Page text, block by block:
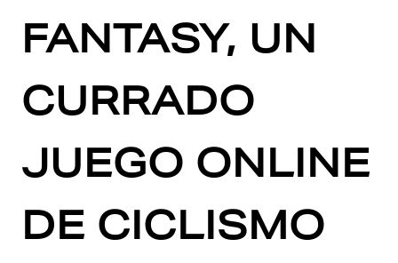
FANTASY, UN
CURRADO
JUEGO ONLINE
DE CICLISMO